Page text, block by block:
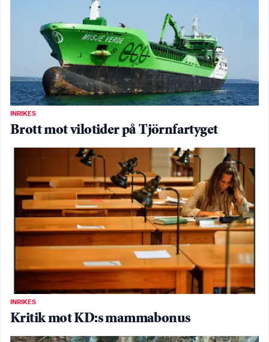
INRIKES
Brott mot vilotider på Tjörnfartyget
INRIKES
Kritik mot KD:s mammabonus